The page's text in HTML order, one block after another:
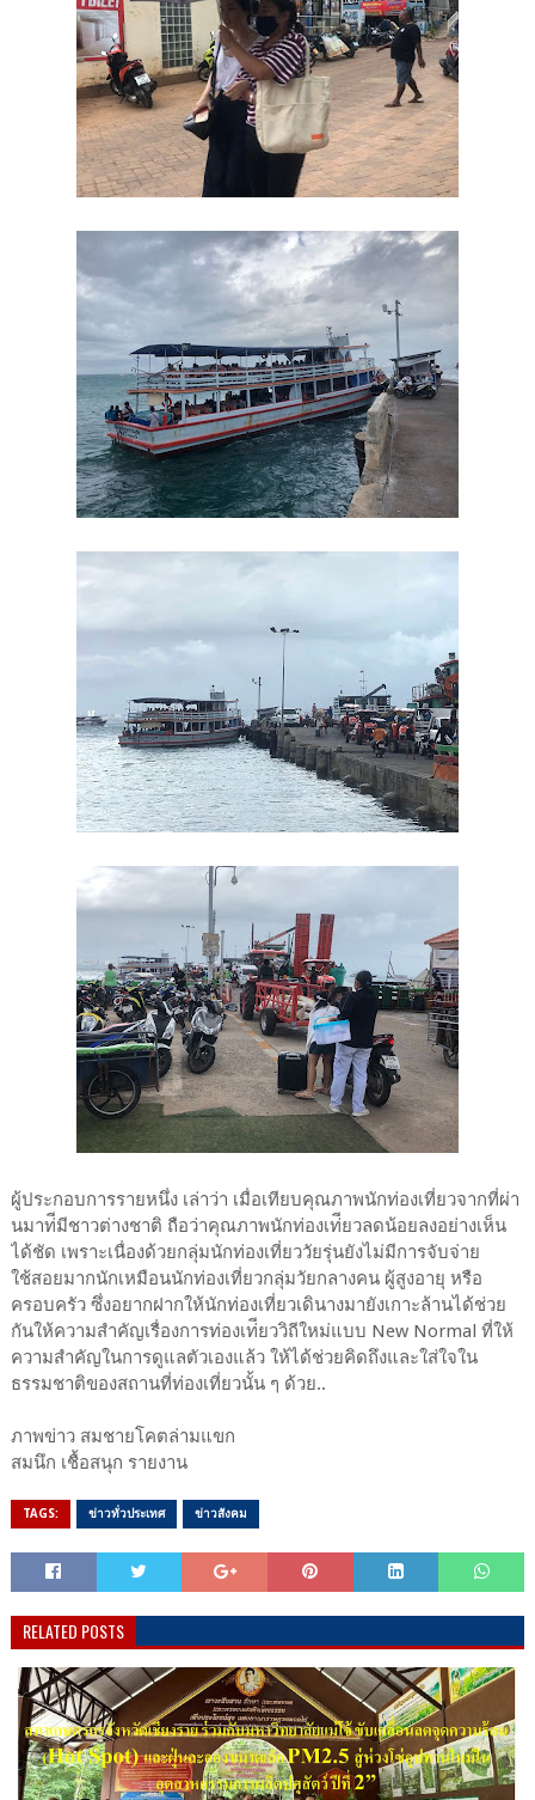
ผู้ประกอบการรายหนึ่ง เล่าว่า เมื่อเทียบคุณภาพนักท่องเที่ยวจากที่ผ่า
นมาท่ีมีชาวต่างชาติ ถือว่าคุณภาพนักท่องเท่ียวลดน้อยลงอย่างเห็น
ได้ชัด เพราะเนื่องด้วยกลุ่มนักท่องเที่ยววัยรุ่นยังไม่มีการจับจ่าย
ใช้สอยมากนักเหมือนนักท่องเที่ยวกลุ่มวัยกลางคน ผู้สูงอายุ หรือ
ครอบครัว ซึ่งอยากฝากให้นักท่องเที่ยวเดินางมายังเกาะล้านได้ช่วย
กันให้ความสำคัญเรื่องการท่องเท่ียววิถีใหม่แบบ New Normal ที่ให้
ความสำคัญในการดูแลตัวเองแล้ว ให้ได้ช่วยคิดถึงและใส่ใจใน
ธรรมชาติของสถานที่ท่องเที่ยวนั้น ๆ ด้วย..
ภาพ​ข่าว​ สมชาย​โค​ต​ล่าม​แขก
สมนึก เชื้อสนุก รายงาน
TAGS: ข่าวทั่วประเทศ ข่าวสังคม
RELATED POSTS